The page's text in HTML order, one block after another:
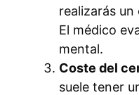
realizarás un
El médico
mental.
Coste del
suele tener